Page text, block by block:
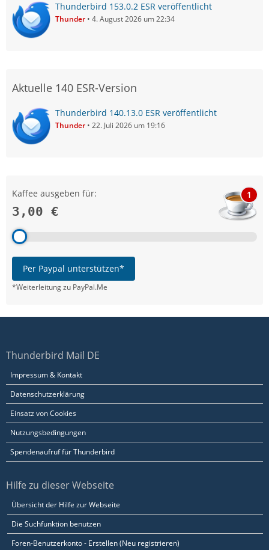
Thunderbird 153.0.2 ESR veröffentlicht
Thunder 4. August 2026 um 22:34
Aktuelle 140 ESR-Version
Thunderbird 140.13.0 ESR veröffentlicht
Thunder 22. Juli 2026 um 19:16
Kaffee ausgeben für:
3,00 €
1
Per Paypal unterstützen*
*Weiterleitung zu PayPal.Me
Thunderbird Mail DE
Impressum & Kontakt
Datenschutzerklärung
Einsatz von Cookies
Nutzungsbedingungen
Spendenaufruf für Thunderbird
Hilfe zu dieser Webseite
Übersicht der Hilfe zur Webseite
Die Suchfunktion benutzen
Foren-Benutzerkonto - Erstellen (Neu registrieren)